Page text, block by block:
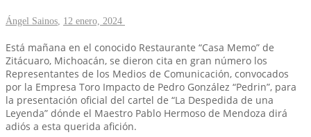
Ángel Sainos, 12 enero, 2024
Está mañana en el conocido Restaurante “Casa Memo” de
Zitácuaro, Michoacán, se dieron cita en gran número los
Representantes de los Medios de Comunicación, convocados
por la Empresa Toro Impacto de Pedro González “Pedrin”, para
la presentación oficial del cartel de “La Despedida de una
Leyenda” dónde el Maestro Pablo Hermoso de Mendoza dirá
adiós a esta querida afición.